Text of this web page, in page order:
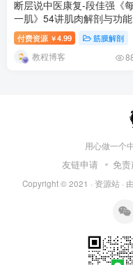
断层说中医康复-段佳强《
一肌》54讲肌肉解剖与功
高清频教程-百度网盘下载
付费资源 ￥4.99 筋膜解剖
教程博客
用心做一个
友链申请 免责
Copyright © 2021 · 资源站· 由